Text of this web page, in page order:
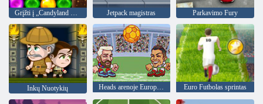
Grįžti į „Candyland 4“: „Lollipop“ sodas Jetpack magistras Parkavimo Fury
Inkų Nuotykių Heads arenoje Europos futbolo Euro Futbolas sprintas